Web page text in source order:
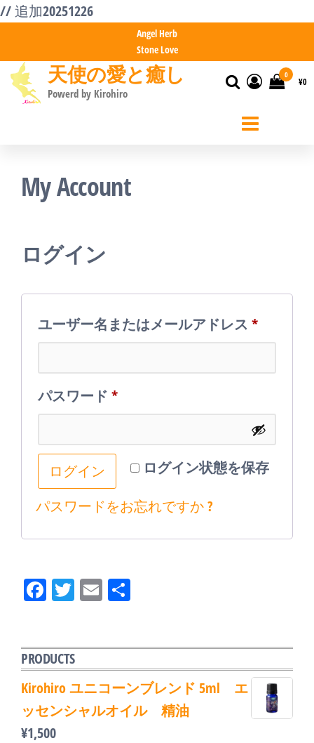
// 追加20251226コ
ン
ツ
ッ
Angel Herb
Stone Love
天使の愛と癒し
Powerd by Kirohiro
0
¥0
My Account
ログイン
ユーザー名またはメールアドレス *必
パスワード *必
ログイン状態を保存
ログイン
パスワードをお忘れですか ?
Fa
ok
T
er
E
PRODUCTS
Kirohiro ユニコーンブレンド 5ml エ
ッセンシャルオイル 精油
¥1,500